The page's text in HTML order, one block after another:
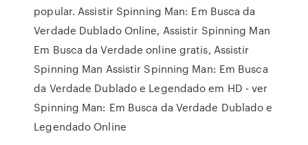
popular. Assistir Spinning Man: Em Busca da
Verdade Dublado Online, Assistir Spinning Man
Em Busca da Verdade online gratis, Assistir
Spinning Man Assistir Spinning Man: Em Busca
da Verdade Dublado e Legendado em HD - ver
Spinning Man: Em Busca da Verdade Dublado e
Legendado Online